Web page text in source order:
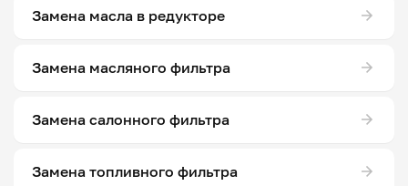
Замена масла в редукторе
Замена масляного фильтра
Замена салонного фильтра
Замена топливного фильтра